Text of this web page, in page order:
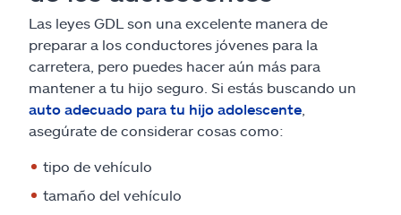
Las leyes GDL son una excelente manera de
preparar a los conductores jóvenes para la
carretera, pero puedes hacer aún más para
mantener a tu hijo seguro. Si estás buscando un
auto adecuado para tu hijo adolescente
asegúrate de considerar cosas como:
tipo de vehículo
tamaño del vehículo